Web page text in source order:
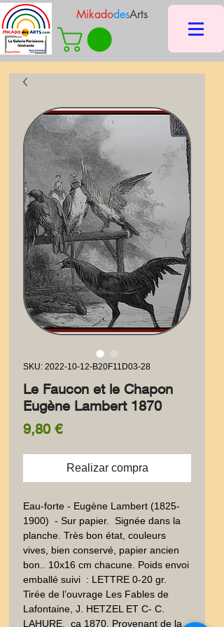
MikadodesArts
SKU: 2022-10-12-B20F11D03-28
Le Faucon et le Chapon
Eugène Lambert 1870
9,80 €Precio
Realizar compra
Eau-forte - Eugène Lambert (1825-
1900)  - Sur papier.  Signée dans la
planche. Très bon état, couleurs
vives, bien conservé, papier ancien
bon.. 10x16 cm chacune. Poids envoi
emballé suivi  : LETTRE 0-20 gr.
Tirée de l’ouvrage Les Fables de
Lafontaine, J. HETZEL ET C- C.
LAHURE,  ca 1870. Provenant de la